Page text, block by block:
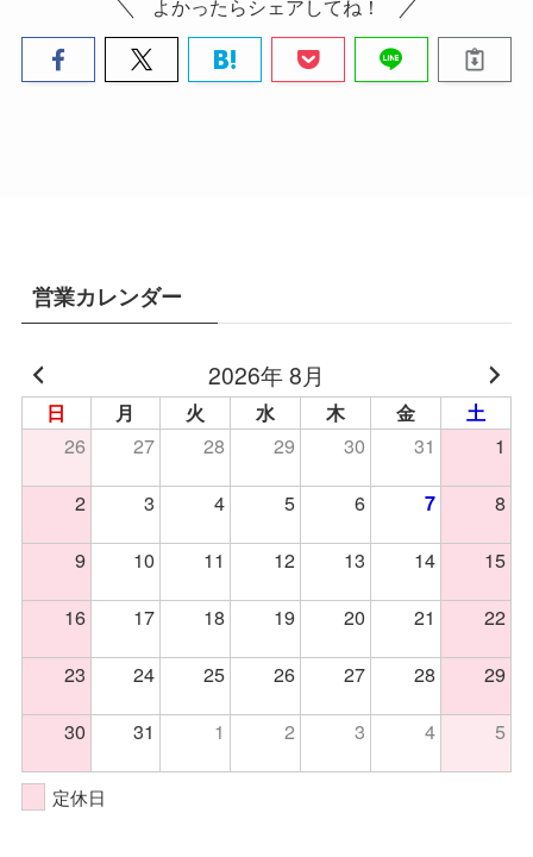
よかったらシェアしてね！
営業カレンダー
2026年 8月
日 月 火 水 木 金 土
26 27 28 29 30 31
1
2
3 4 5 6 7
8
9
10 11 12 13 14
15
16
17 18 19 20 21
22
23
24 25 26 27 28
29
30
31 1 2 3 4 5
定休日